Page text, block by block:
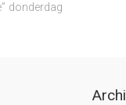
donderdag